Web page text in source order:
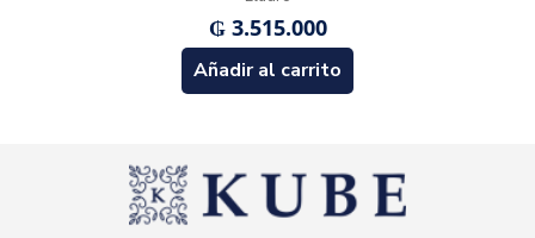
₲3.515.000
Añadir al carrito